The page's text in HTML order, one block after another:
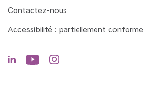
Contactez-nous
Accessibilité : partiellement conforme